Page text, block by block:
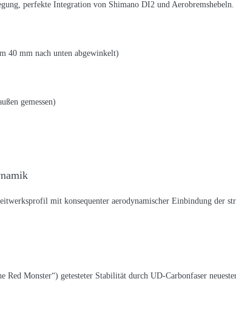
perfekte Integration von Shimano DI2 und Aerobremshebeln.
40 mm nach unten abgewinkelt)
gemessen)
mit konsequenter aerodynamischer Einbindung der
Red Monster“) getesteter Stabilität durch UD-Carbonfaser